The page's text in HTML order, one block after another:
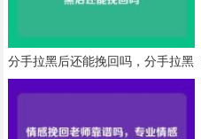
分手拉黑后还能挽回吗，分手拉黑
后还能挽回吗